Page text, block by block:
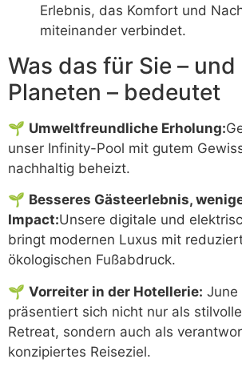
Erlebnis, das Komfort und
miteinander verbindet.
Was das für Sie – und
Planeten – bedeutet
🌱 Umweltfreundliche Erholung:
unser Infinity-Pool mit gutem
nachhaltig beheizt.
🌱 Besseres Gästeerlebnis,
Impact:Unsere digitale und
bringt modernen Luxus mit
ökologischen Fußabdruck.
🌱 Vorreiter in der Hotellerie: June
präsentiert sich nicht nur als
Retreat, sondern auch als
konzipiertes Reiseziel.